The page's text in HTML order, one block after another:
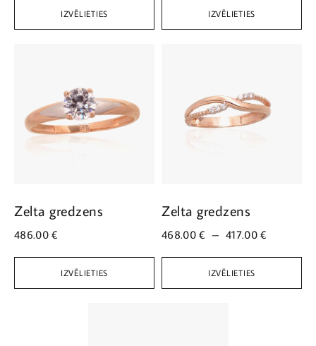
IZVĒLIETIES IZVĒLIETIES
IZVĒLIETIES
Zelta gredzens
486.00€
IZVĒLIETIES
Zelta gredzens
417.00€
–
468.00€